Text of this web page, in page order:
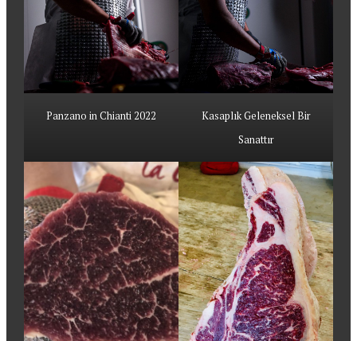
Panzano in Chianti 2022
Kasaplık Geleneksel Bir
Sanattır